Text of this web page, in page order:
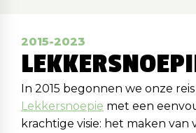
2015-2023
In 2015 begonnen we onze reis
Lekkersnoepie met een
krachtige visie: het maken